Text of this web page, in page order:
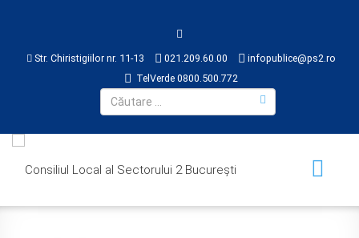
Str. Chiristigiilor nr. 11-13 021.209.60.00
infopublice@ps2.ro
TelVerde 0800.500.772